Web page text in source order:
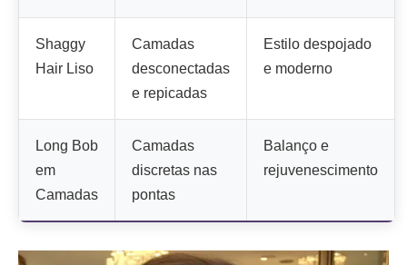
Shaggy
Hair Liso
Camadas
desconectadas
e repicadas
Estilo despojado
e moderno
Long Bob
em
Camadas
Camadas
discretas nas
pontas
Balanço e
rejuvenescimento